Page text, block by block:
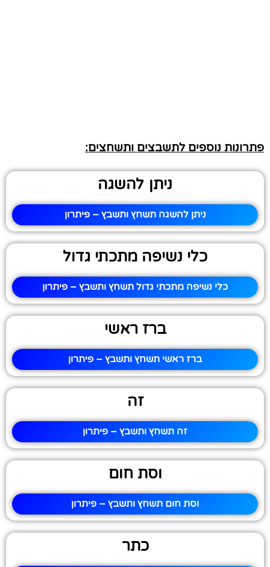
פתרונות נוספים לתשבצים ותשחצים:
ניתן להשגה
ניתן להשגה תשחץ ותשבץ – פיתרון
כלי נשיפה מתכתי גדול
כלי נשיפה מתכתי גדול תשחץ ותשבץ – פיתרון
ברז ראשי
ברז ראשי תשחץ ותשבץ – פיתרון
זה
זה תשחץ ותשבץ – פיתרון
וסת חום
וסת חום תשחץ ותשבץ – פיתרון
כתר